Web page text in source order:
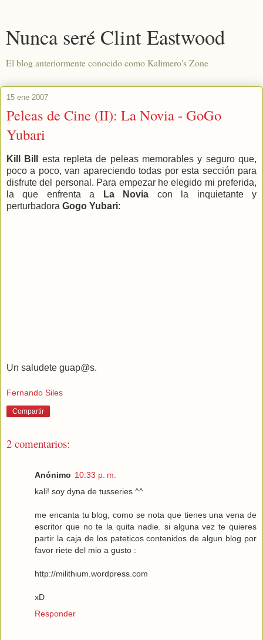
Nunca seré Clint Eastwood
El blog anteriormente conocido como Kalimero's Zone
15 ene 2007
Peleas de Cine (II): La Novia - GoGo
Yubari
Kill Bill
esta repleta de peleas memorables y seguro que,
poco a poco, van apareciendo todas por esta sección para
disfrute del personal. Para empezar he elegido mi preferida,
la que enfrenta a
La Novia con la inquietante y
perturbadora Gogo Yubari:
Un saludete guap@s.
Fernando Siles
Compartir
2 comentarios:
Anónimo 10:33 p. m.
kali! soy dyna de tusseries ^^
me encanta tu blog, como se nota que tienes una vena de
escritor que no te la quita nadie. si alguna vez te quieres
partir la caja de los pateticos contenidos de algun blog por
favor riete del mio a gusto :
http://milithium.wordpress.com
xD
Responder